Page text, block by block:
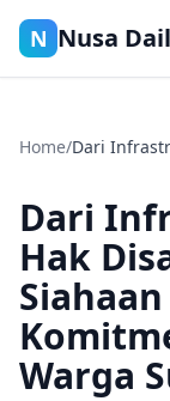
N Nusa
Home/Dari
Dari
Hak
Warga